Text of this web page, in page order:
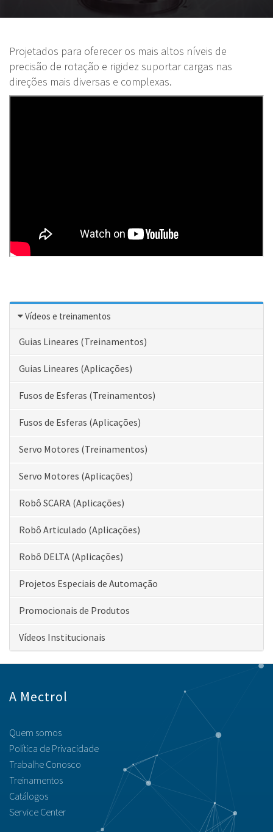
Projetados para oferecer os mais altos níveis de
precisão de rotação e rigidez suportar cargas nas
direções mais diversas e complexas.
Vídeos e treinamentos
Guias Lineares (Treinamentos)
Guias Lineares (Aplicações)
Fusos de Esferas (Treinamentos)
Fusos de Esferas (Aplicações)
Servo Motores (Treinamentos)
Servo Motores (Aplicações)
Robô SCARA (Aplicações)
Robô Articulado (Aplicações)
Robô DELTA (Aplicações)
Projetos Especiais de Automação
Promocionais de Produtos
Vídeos Institucionais
A Mectrol
Quem somos
Política de Privacidade
Trabalhe Conosco
Treinamentos
Catálogos
Service Center